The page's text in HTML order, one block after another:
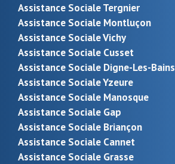
Assistance Sociale Tergnier
Assistance Sociale Montluçon
Assistance Sociale Vichy
Assistance Sociale Cusset
Assistance Sociale Digne-Les-Bains
Assistance Sociale Yzeure
Assistance Sociale Manosque
Assistance Sociale Gap
Assistance Sociale Briançon
Assistance Sociale Cannet
Assistance Sociale Grasse